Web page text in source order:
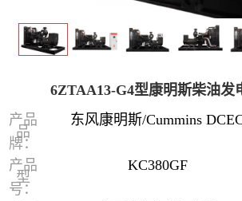
6ZTAA13-G4型康明斯柴油发
产品
品
牌：
东风康明斯/Cummins
产品
型
号：
KC380GF